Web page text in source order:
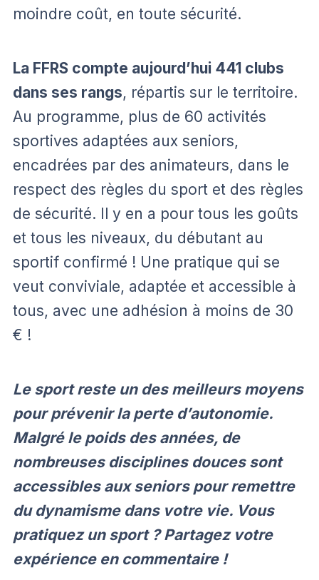
moindre coût, en toute sécurité.
La FFRS compte aujourd’hui 441 clubs
dans ses rangs, répartis sur le territoire.
Au programme, plus de 60 activités
sportives adaptées aux seniors,
encadrées par des animateurs, dans le
respect des règles du sport et des règles
de sécurité. Il y en a pour tous les goûts
et tous les niveaux, du débutant au
sportif confirmé ! Une pratique qui se
veut conviviale, adaptée et accessible à
tous, avec une adhésion à moins de 30
€ !
Le sport reste un des meilleurs moyens
pour prévenir la perte d’autonomie.
Malgré le poids des années, de
nombreuses disciplines douces sont
accessibles aux seniors pour remettre
du dynamisme dans votre vie. Vous
pratiquez un sport ? Partagez votre
expérience en commentaire !